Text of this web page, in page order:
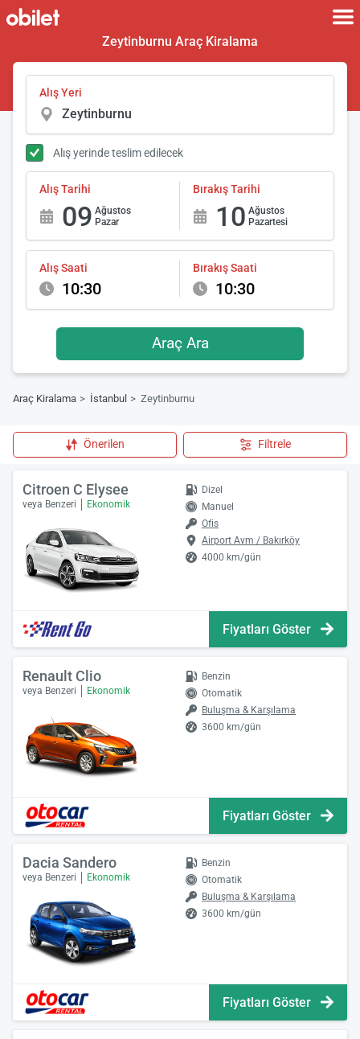
Zeytinburnu Araç Kiralama
Alış Yeri
Alış yerinde teslim edilecek
Alış Tarihi
09 Ağustos
Pazar
Bırakış Tarihi
10 Ağustos
Pazartesi
Alış Saati
10:30
Bırakış Saati
10:30
Araç Ara
Araç Kiralama İstanbul Zeytinburnu
Önerilen Filtrele
Citroen C Elysee
veya Benzeri Ekonomik
Dizel
Manuel
Ofis
Airport Avm / Bakırköy
4000 km/gün
Fiyatları Göster
Renault Clio
veya Benzeri Ekonomik
Benzin
Otomatik
Buluşma & Karşılama
3600 km/gün
Fiyatları Göster
Dacia Sandero
veya Benzeri Ekonomik
Benzin
Otomatik
Buluşma & Karşılama
3600 km/gün
Fiyatları Göster